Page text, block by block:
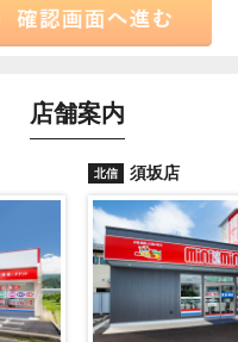
店舗案内
北信 須坂店